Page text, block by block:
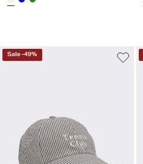
Sale-49%